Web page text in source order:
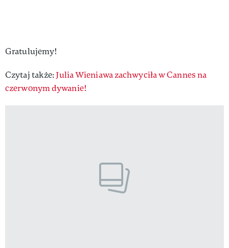
Gratulujemy!
Czytaj także: Julia Wieniawa zachwyciła w Cannes na
czerwonym dywanie!